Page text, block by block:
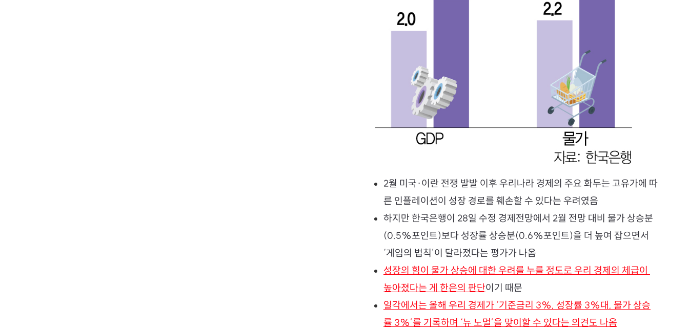
2월 미국·이란 전쟁 발발 이후 우리나라 경제의 주요 화두는 고유가에 따
른 인플레이션이 성장 경로를 훼손할 수 있다는 우려였음
하지만 한국은행이 28일 수정 경제전망에서 2월 전망 대비 물가 상승분
(0.5%포인트)보다 성장률 상승분(0.6%포인트)을 더 높여 잡으면서
‘게임의 법칙’이 달라졌다는 평가가 나옴
성장의 힘이 물가 상승에 대한 우려를 누를 정도로 우리 경제의 체급이
높아졌다는 게 한은의 판단이기 때문
일각에서는 올해 우리 경제가 ‘기준금리 3%, 성장률 3%대, 물가 상승
률 3%’를 기록하며 ‘뉴 노멀’을 맞이할 수 있다는 의견도 나옴